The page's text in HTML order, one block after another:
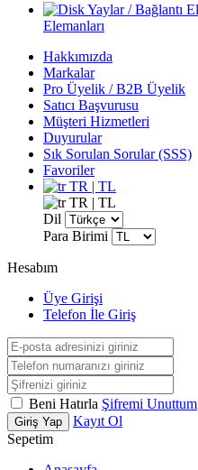
Elemanları
Hakkımızda
Markalar
Pro Üyelik / B2B Üyelik
Satıcı Başvurusu
Müşteri Hizmetleri
Duyurular
Sık Sorulan Sorular (SSS)
Favoriler
TR | TL
TR | TL
Dil
Para Birimi
Hesabım
Üye Girişi
Telefon İle Giriş
Beni Hatırla Şifremi Unuttum
Giriş Yap
Kayıt Ol
Sepetim